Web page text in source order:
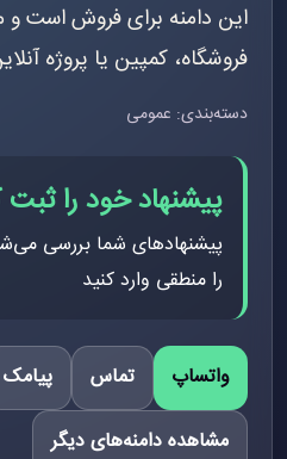
این دامنه برای فروش است و
فروشگاه، کمپین یا پروژه
دسته‌بندی: عمومی
پیشنهاد خود را ثبت
پیشنهادهای شما بررسی
را منطقی وارد کنید
واتساپ تماس
پیامک
مشاهده دامنه‌های دیگر